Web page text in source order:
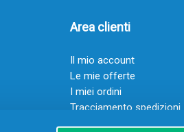
Area clienti
Il mio account
Le mie offerte
I miei ordini
Tracciamento spedizioni
Resi